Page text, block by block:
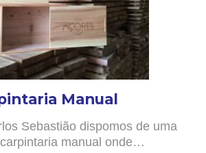
Manual
Sebastião dispomos de uma
manual onde…